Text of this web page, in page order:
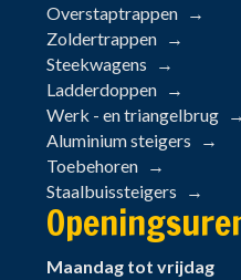
Overstaptrappen
Zoldertrappen
Steekwagens
Ladderdoppen
Werk - en triangelbrug
Aluminium steigers
Toebehoren
Staalbuissteigers
Maandag tot vrijdag